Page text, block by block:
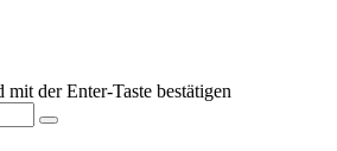
der Enter-Taste bestätigen